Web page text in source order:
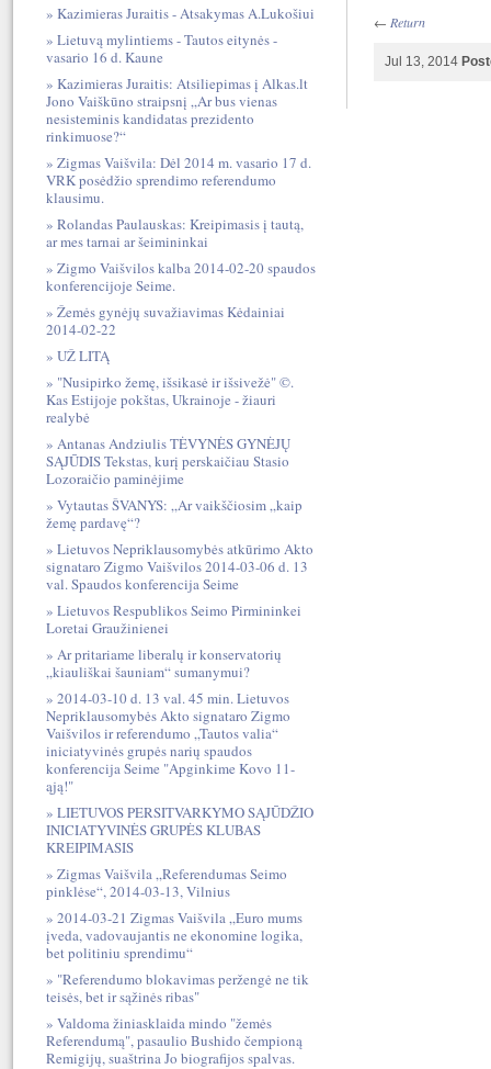
← Return
Jul 13, 2014
Kazimieras Juraitis - Atsakymas A.Lukošiui
Lietuvą mylintiems - Tautos eitynės -
vasario 16 d. Kaune
Kazimieras Juraitis: Atsiliepimas į Alkas.lt
Jono Vaiškūno straipsnį „Ar bus vienas
nesisteminis kandidatas prezidento
rinkimuose?“
Zigmas Vaišvila: Dėl 2014 m. vasario 17 d.
VRK posėdžio sprendimo referendumo
klausimu.
Rolandas Paulauskas: Kreipimasis į tautą,
ar mes tarnai ar šeimininkai
Zigmo Vaišvilos kalba 2014-02-20 spaudos
konferencijoje Seime.
Žemės gynėjų suvažiavimas Kėdainiai
2014-02-22
UŽ LITĄ
"Nusipirko žemę, išsikasė ir išsivežė" ©.
Kas Estijoje pokštas, Ukrainoje - žiauri
realybė
Antanas Andziulis TĖVYNĖS GYNĖJŲ
SĄJŪDIS Tekstas, kurį perskaičiau Stasio
Lozoraičio paminėjime
Vytautas ŠVANYS: „Ar vaikščiosim „kaip
žemę pardavę“?
Lietuvos Nepriklausomybės atkūrimo Akto
signataro Zigmo Vaišvilos 2014-03-06 d. 13
val. Spaudos konferencija Seime
Lietuvos Respublikos Seimo Pirmininkei
Loretai Graužinienei
Ar pritariame liberalų ir konservatorių
„kiauliškai šauniam“ sumanymui?
2014-03-10 d. 13 val. 45 min. Lietuvos
Nepriklausomybės Akto signataro Zigmo
Vaišvilos ir referendumo „Tautos valia“
iniciatyvinės grupės narių spaudos
konferencija Seime "Apginkime Kovo 11-
ąją!"
LIETUVOS PERSITVARKYMO SĄJŪDŽIO
INICIATYVINĖS GRUPĖS KLUBAS
KREIPIMASIS
Zigmas Vaišvila „Referendumas Seimo
pinklėse“, 2014-03-13, Vilnius
2014-03-21 Zigmas Vaišvila „Euro mums
įveda, vadovaujantis ne ekonomine logika,
bet politiniu sprendimu“
"Referendumo blokavimas peržengė ne tik
teisės, bet ir sąžinės ribas"
Valdoma žiniasklaida mindo "žemės
Referendumą", pasaulio Bushido čempioną
Remigijų, suaštrina Jo biografijos spalvas.